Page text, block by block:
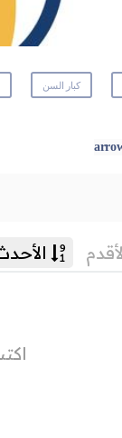
كبار السن